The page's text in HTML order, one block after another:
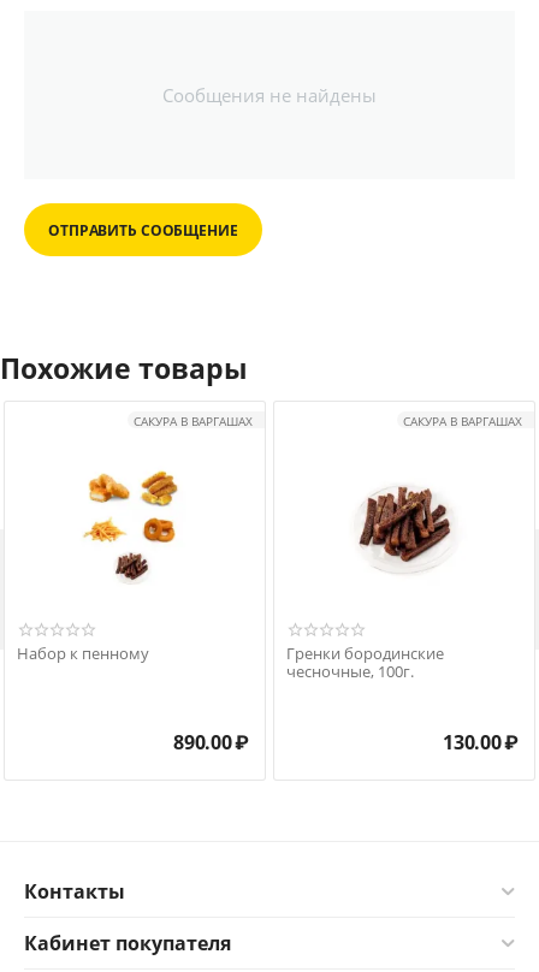
Сообщения не найдены
ОТПРАВИТЬ СООБЩЕНИЕ
Похожие товары
САКУРА В ВАРГАШАХ
Набор к пенному
890.00₽
САКУРА В ВАРГАШАХ
Гренки бородинские
чесночные, 100г.
130.00₽
Контакты
Кабинет покупателя